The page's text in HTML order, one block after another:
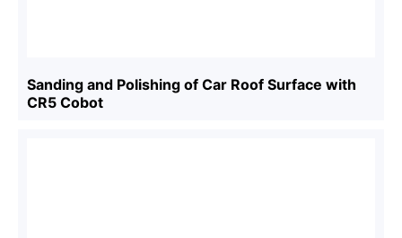
Sanding and Polishing of Car Roof Surface with
CR5 Cobot